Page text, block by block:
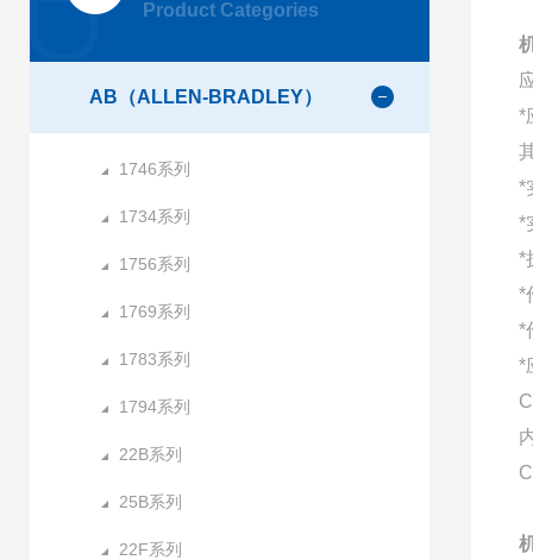
Product Categories
AB（ALLEN-BRADLEY）
1746系列
1734系列
1756系列
1769系列
1783系列
1794系列
22B系列
25B系列
22F系列
*
*
*
*
*
*
*